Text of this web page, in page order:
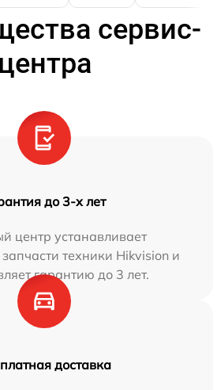
сервис-
центра
до 3-х лет
центр устанавливает
техники Hikvision и
гарантию до 3 лет.
доставка